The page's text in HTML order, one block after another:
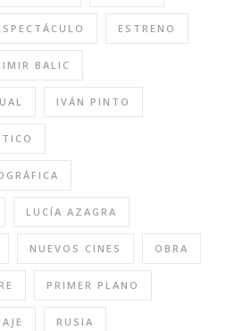
ESTRENO
BALIC
IVÁN PINTO
LUCÍA AZAGRA
NUEVOS CINES OBRA
PRIMER PLANO
RUSIA